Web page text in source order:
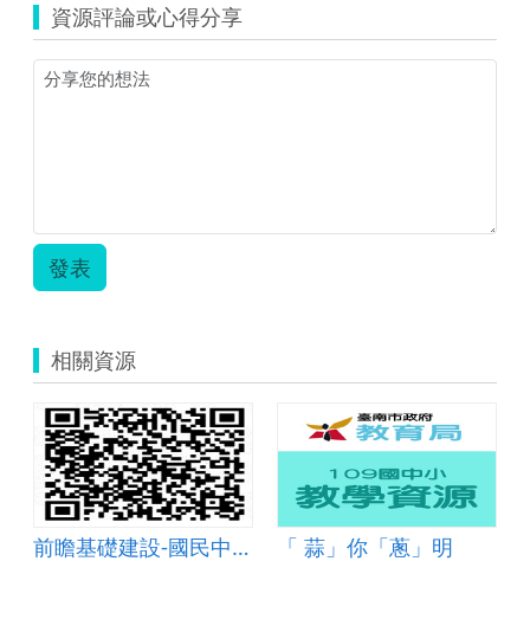
地
理
資源評論或心得分享
發表
相關資源
前瞻基礎建設-國民中小學校園數位建設計畫 「 蒜」你「蔥」明